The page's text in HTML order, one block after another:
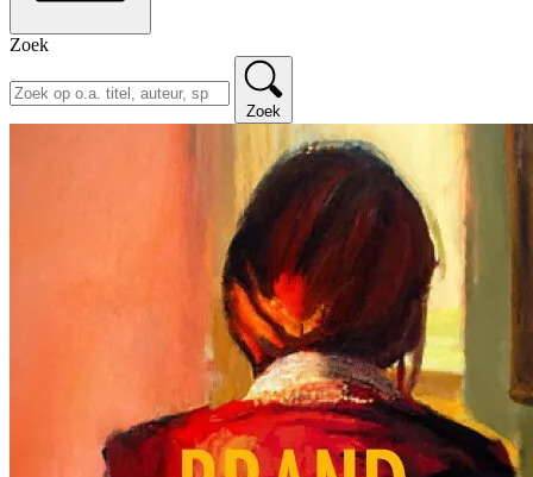
Zoek
Zoek